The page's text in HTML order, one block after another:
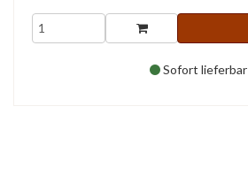
Sofort lieferbar